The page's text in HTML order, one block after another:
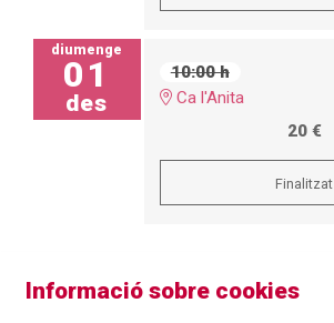
diumenge
01
des
10:00 h
Ca l'Anita
20 €
Finalitzat
Informació sobre cookies